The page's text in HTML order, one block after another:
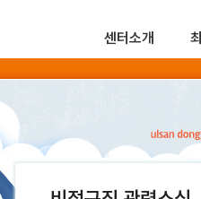
센터소개